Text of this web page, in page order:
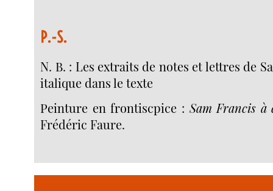
P.-S.
N. B. : Les extraits de notes et lettres de
italique dans le texte
Peinture en frontiscpice : Sam Francis à
Frédéric Faure.